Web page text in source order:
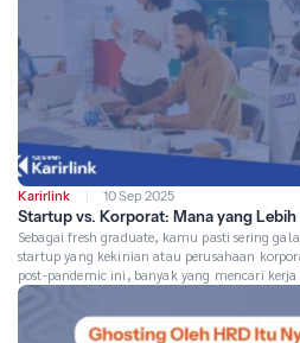
Karirlink 10 Sep 2025
Startup vs. Korporat: Mana yang
Sebagai fresh graduate, kamu pasti sering
startup yang kekinian atau perusahaan
post-pandemic ini, banyak yang mencari
pekerjaan wfh tanpa pengalaman. Nah,
memahami kedua pilihan ini dengan jujur
Resignation” dan […]